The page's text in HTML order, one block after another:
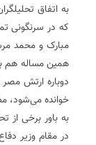
به اتفاق
که در سرنگونی
مبارک و محمد
همین مساله هم
دوباره ارتش
خوانده می‌شود‌،
به باور برخی از
در مقام وزیر